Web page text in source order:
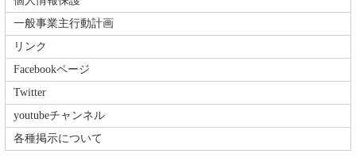
一般事業主行動計画
リンク
Facebookページ
Twitter
youtubeチャンネル
各種掲示について